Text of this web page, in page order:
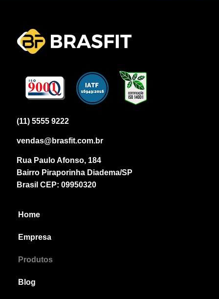
(11) 5555 9222
vendas@brasfit.com.br
Rua Paulo Afonso, 184
Bairro Piraporinha Diadema/SP
Brasil CEP: 09950320
Home
Empresa
Produtos
Blog